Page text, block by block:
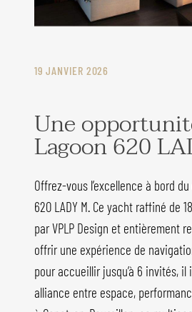
19 JANVIER 2026
Une
Lagoon 620
Offrez-vous l’excellence à bord
620 LADY M. Ce yacht raffiné de
par VPLP Design et entièrement
offrir une expérience de
pour accueillir jusqu’à 6 invités,
alliance entre espace,